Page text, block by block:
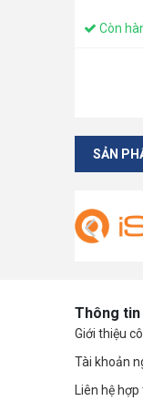
Còn
SẢN
Thông tin
Giới thiệu
Tài khoản
Liên hệ